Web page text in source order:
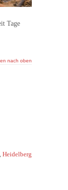
Tage
nach oben
Heidelberg